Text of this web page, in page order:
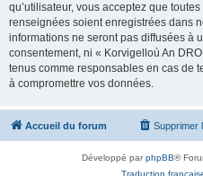
qu’utilisateur, vous acceptez que
renseignées soient enregistrées dans
informations ne seront pas diffusées à
consentement, ni « Korvigelloù An
tenus comme responsables en cas de
à compromettre vos données.
Accueil du forum Supprimer
Développé parphpBB®
Traduction